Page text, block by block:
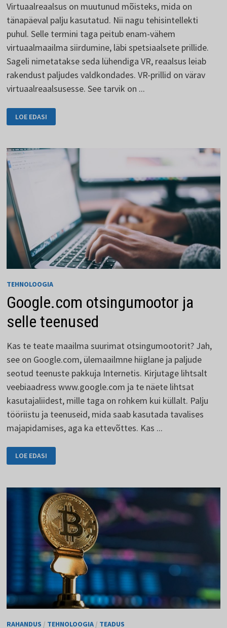
Virtuaalreaalsus on muutunud mõisteks, mida on
tänapäeval palju kasutatud. Nii nagu tehisintellekti
puhul. Selle termini taga peitub enam-vähem
virtuaalmaailma siirdumine, läbi spetsiaalsete prillide.
Sageli nimetatakse seda lühendiga VR, reaalsus leiab
rakendust paljudes valdkondades. VR-prillid on värav
virtuaalreaalsusesse. See tarvik on ...
VIRTUAALREAALSUS
KASTAB
TEID
LOE EDASI
TEHNOLOOGIA
Google.com otsingumootor ja
selle teenused
Kas te teate maailma suurimat otsingumootorit? Jah,
see on Google.com, ülemaailmne hiiglane ja paljude
seotud teenuste pakkuja Internetis. Kirjutage lihtsalt
veebiaadress www.google.com ja te näete lihtsat
kasutajaliidest, mille taga on rohkem kui küllalt. Palju
tööriistu ja teenuseid, mida saab kasutada tavalises
majapidamises, aga ka ettevõttes. Kas ...
OTSINGUMOOTOR
JA
LOE EDASI
RAHANDUS / TEHNOLOOGIA / TEADUS